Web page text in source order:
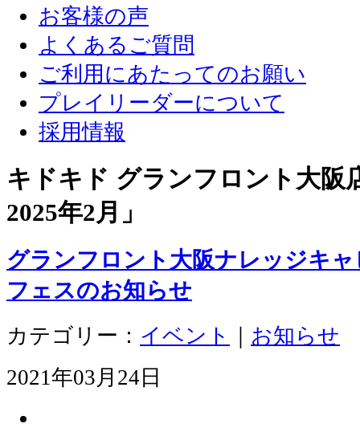
お客様の声
よくあるご質問
ご利用にあたってのお願い
プレイリーダーについて
採用情報
キドキド グランフロント大
2025年2月 」
グランフロント大阪ナレッジキ
フェスのお知らせ
カテゴリー： イベント
お知らせ
2021年03月24日